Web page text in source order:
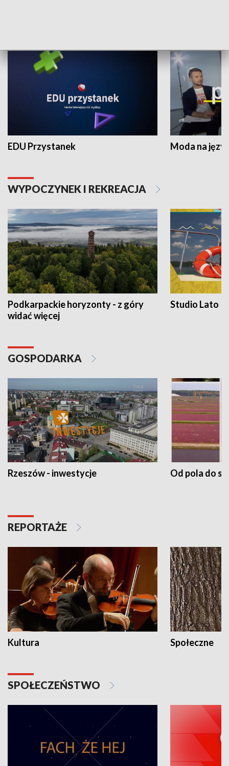
EDU Przystanek Moda na
WYPOCZYNEK I REKREACJA
Podkarpackie horyzonty - z góry
widać więcej
Studio Lato
GOSPODARKA
Rzeszów - inwestycje Od pola do
REPORTAŻE
Kultura Społeczne
SPOŁECZEŃSTWO